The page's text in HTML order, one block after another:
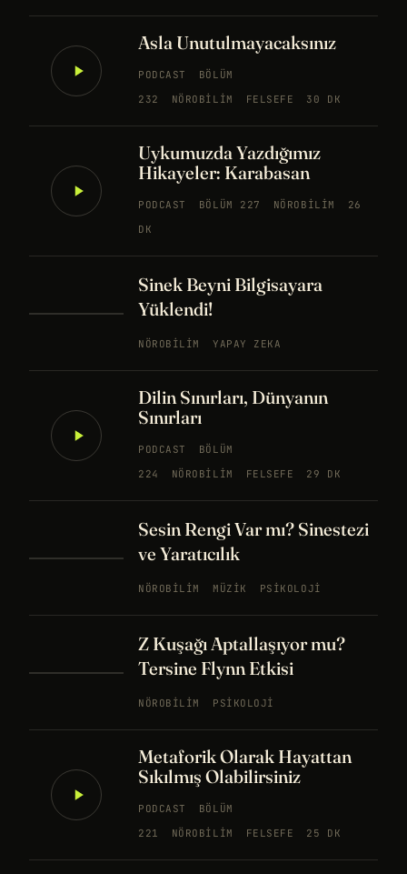
Asla Unutulmayacaksınız
PODCAST
BÖLÜM
232
NÖROBILIM FELSEFE 30 DK
Uykumuzda Yazdığımız
Hikayeler: Karabasan
PODCAST BÖLÜM 227 NÖROBILIM
26
DK
Sinek Beyni Bilgisayara
Yüklendi!
NÖROBILIM YAPAY ZEKA
Dilin Sınırları, Dünyanın
Sınırları
PODCAST
BÖLÜM
224
NÖROBILIM FELSEFE 29 DK
Sesin Rengi Var mı? Sinestezi
ve Yaratıcılık
NÖROBILIM MÜZIK PSIKOLOJI
Z Kuşağı Aptallaşıyor mu?
Tersine Flynn Etkisi
NÖROBILIM PSIKOLOJI
Metaforik Olarak Hayattan
Sıkılmış Olabilirsiniz
PODCAST
BÖLÜM
221
NÖROBILIM FELSEFE 25 DK